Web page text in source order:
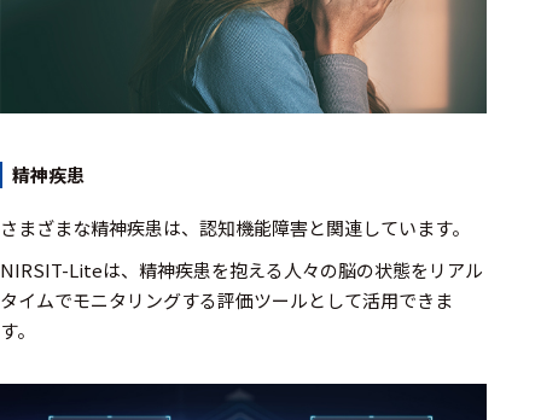
698
を
示
す
精神疾患
さまざまな精神疾患は、認知機能障害と関連しています。
NIRSIT-Liteは、精神疾患を抱える人々の脳の状態をリアル
タイムでモニタリングする評価ツールとして活用できま
す。